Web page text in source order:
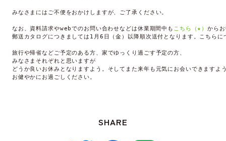
みなさまにはご不便をおかけしますが、ご了承ください。
なお、資料請求やwebでのお問い合わせなどは休業期間中も こちら（★）から
郵送カタログにつきましては1月6日（金）以降順次送付となります。こちら
旅行や帰省などご予定のある方、家でゆっくり過ごす予定の方、
みなさまそれぞれと思いますが
どうか良いお休みとなりますよう。そしてまた来年も元気にお会いできますよ
お健やかにお過ごしください。
SHARE